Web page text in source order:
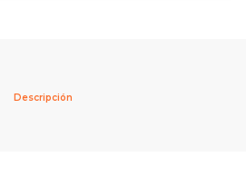
Descripción